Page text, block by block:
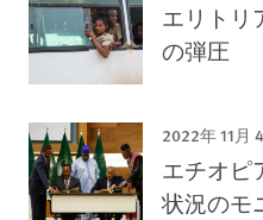
エリト
の弾圧
2022年 11月
エチオピ
状況のモ